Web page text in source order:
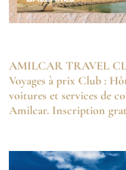
AMILCAR TRAVEL
Voyages à prix Club :
voitures et services de
Amilcar. Inscription